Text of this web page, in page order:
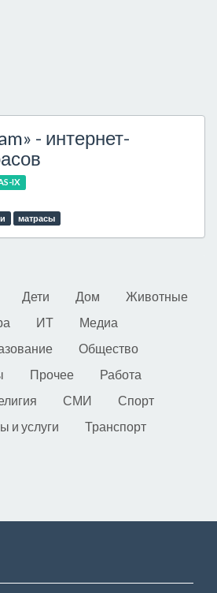
- интернет-
IX
матрасы
Дети Дом
Животные
ИТ
Медиа
Общество
Прочее
Работа
СМИ
Спорт
и услуги
Транспорт